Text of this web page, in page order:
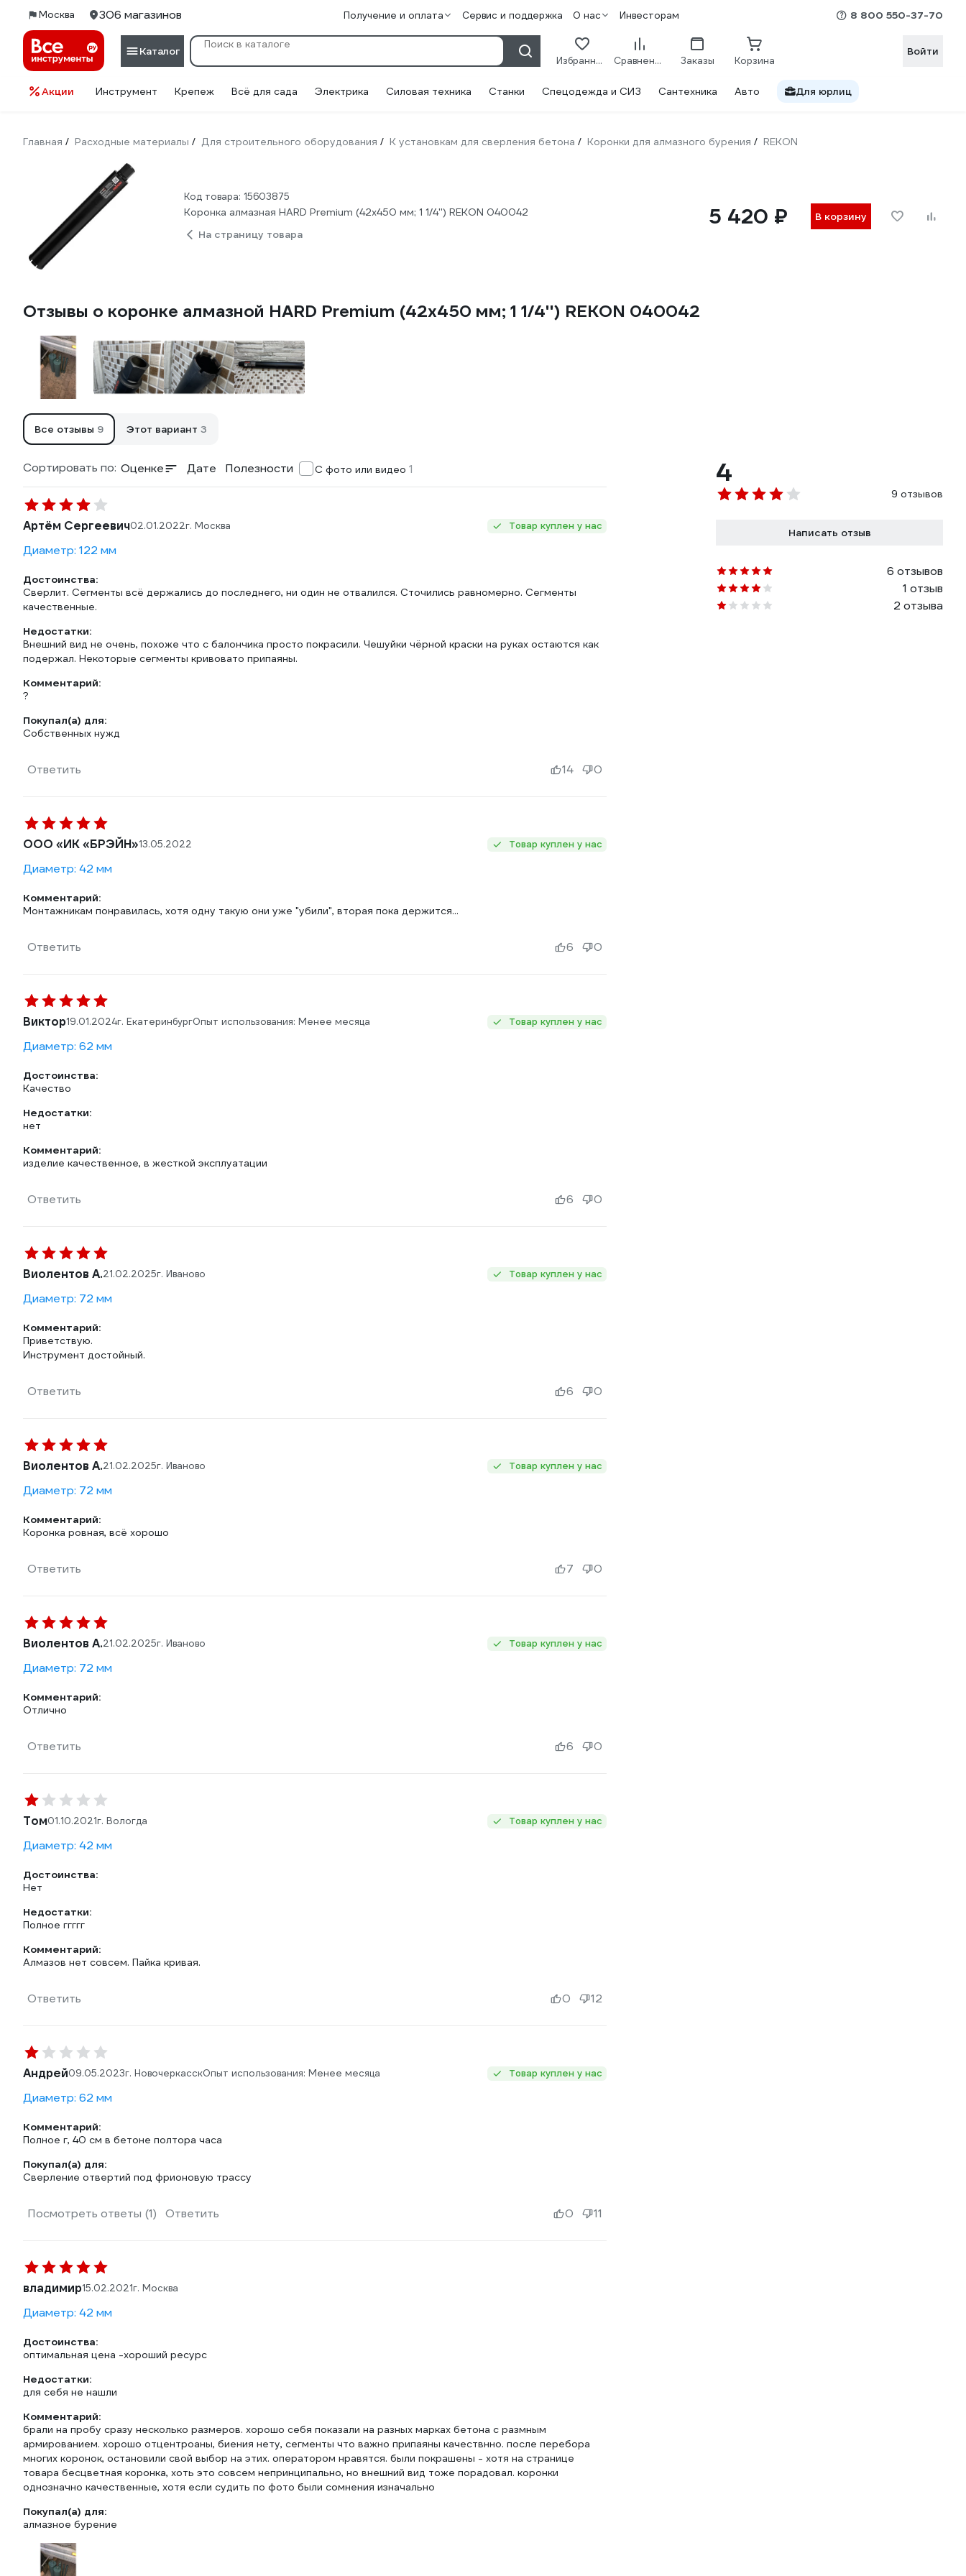
Москва 306 магазинов Получение и оплата Сервис и поддержка О нас Инвесторам 8 800 550-37-70
Каталог
Избранное Сравнение Заказы Корзина
Войти
Акции Инструмент Крепеж Всё для сада Электрика Силовая техника Станки Спецодежда и СИЗ Сантехника Авто Для юрлиц
Главная / Расходные материалы / Для строительного оборудования / К установкам для сверления бетона / Коронки для алмазного бурения / REKON
Код товара: 15603875
Коронка алмазная HARD Premium (42х450 мм; 1 1/4'') REKON 040042
На страницу товара
5 420 ₽ В корзину
Отзывы о коронке алмазной HARD Premium (42х450 мм; 1 1/4'') REKON 040042
Все отзывы 9 Этот вариант 3
Сортировать по: Оценке Дате Полезности С фото или видео 1
Артём Сергеевич02.01.2022г. Москва Товар куплен у нас
Диаметр: 122 мм
Достоинства:
Сверлит. Сегменты всё держались до последнего, ни один не отвалился. Сточились равномерно. Сегменты
качественные.
Недостатки:
Внешний вид не очень, похоже что с балончика просто покрасили. Чешуйки чёрной краски на руках остаются как
подержал. Некоторые сегменты кривовато припаяны.
Комментарий:
?
Покупал(а) для:
Собственных нужд
Ответить 14 0
ООО «ИК «БРЭЙН»13.05.2022 Товар куплен у нас
Диаметр: 42 мм
Комментарий:
Монтажникам понравилась, хотя одну такую они уже "убили", вторая пока держится...
Ответить 6 0
Виктор19.01.2024г. ЕкатеринбургОпыт использования: Менее месяца Товар куплен у нас
Диаметр: 62 мм
Достоинства:
Качество
Недостатки:
нет
Комментарий:
изделие качественное, в жесткой эксплуатации
Ответить 6 0
Виолентов А.21.02.2025г. Иваново Товар куплен у нас
Диаметр: 72 мм
Комментарий:
Приветствую.
Инструмент достойный.
Ответить 6 0
Виолентов А.21.02.2025г. Иваново Товар куплен у нас
Диаметр: 72 мм
Комментарий:
Коронка ровная, всё хорошо
Ответить 7 0
Виолентов А.21.02.2025г. Иваново Товар куплен у нас
Диаметр: 72 мм
Комментарий:
Отлично
Ответить 6 0
Том01.10.2021г. Вологда Товар куплен у нас
Диаметр: 42 мм
Достоинства:
Нет
Недостатки:
Полное ггггг
Комментарий:
Алмазов нет совсем. Пайка кривая.
Ответить 0 12
Андрей09.05.2023г. НовочеркасскОпыт использования: Менее месяца Товар куплен у нас
Диаметр: 62 мм
Комментарий:
Полное г, 40 см в бетоне полтора часа
Покупал(а) для:
Сверление отвертий под фрионовую трассу
Посмотреть ответы (1) Ответить 0 11
владимир15.02.2021г. Москва
Диаметр: 42 мм
Достоинства:
оптимальная цена -хороший ресурс
Недостатки:
для себя не нашли
Комментарий:
брали на пробу сразу несколько размеров. хорошо себя показали на разных марках бетона с размным
армированием. хорошо отцентроаны, биения нету, сегменты что важно припаяны качествнно. после перебора
многих коронок, остановили свой выбор на этих. оператором нравятся. были покрашены - хотя на странице
товара бесцветная коронка, хоть это совсем непринципально, но внешний вид тоже порадовал. коронки
однозначно качественные, хотя если судить по фото были сомнения изначально
Покупал(а) для:
алмазное бурение
4
9 отзывов
Написать отзыв
6 отзывов
1 отзыв
2 отзыва